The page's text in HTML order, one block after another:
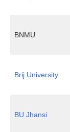
BNMU
Brij University
BU Jhansi